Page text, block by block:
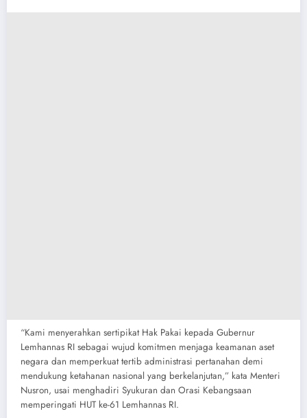
“Kami menyerahkan sertipikat Hak Pakai kepada Gubernur
Lemhannas RI sebagai wujud komitmen menjaga keamanan aset
negara dan memperkuat tertib administrasi pertanahan demi
mendukung ketahanan nasional yang berkelanjutan,” kata Menteri
Nusron, usai menghadiri Syukuran dan Orasi Kebangsaan
memperingati HUT ke-61 Lemhannas RI.